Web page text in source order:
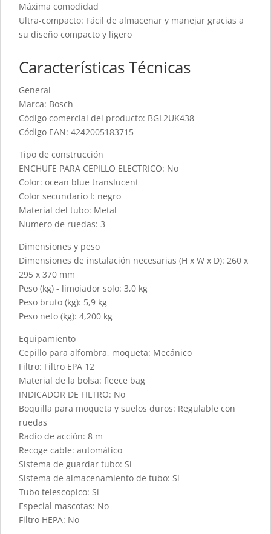
Máxima comodidad
Ultra-compacto: Fácil de almacenar y manejar gracias a
su diseño compacto y ligero
Características Técnicas
General
Marca: Bosch
Código comercial del producto: BGL2UK438
Código EAN: 4242005183715
Tipo de construcción
ENCHUFE PARA CEPILLO ELECTRICO: No
Color: ocean blue translucent
Color secundario I: negro
Material del tubo: Metal
Numero de ruedas: 3
Dimensiones y peso
Dimensiones de instalación necesarias (H x W x D): 260 x
295 x 370 mm
Peso (kg) - limoiador solo: 3,0 kg
Peso bruto (kg): 5,9 kg
Peso neto (kg): 4,200 kg
Equipamiento
Cepillo para alfombra, moqueta: Mecánico
Filtro: Filtro EPA 12
Material de la bolsa: fleece bag
INDICADOR DE FILTRO: No
Boquilla para moqueta y suelos duros: Regulable con
ruedas
Radio de acción: 8 m
Recoge cable: automático
Sistema de guardar tubo: Sí
Sistema de almacenamiento de tubo: Sí
Tubo telescopico: Sí
Especial mascotas: No
Filtro HEPA: No